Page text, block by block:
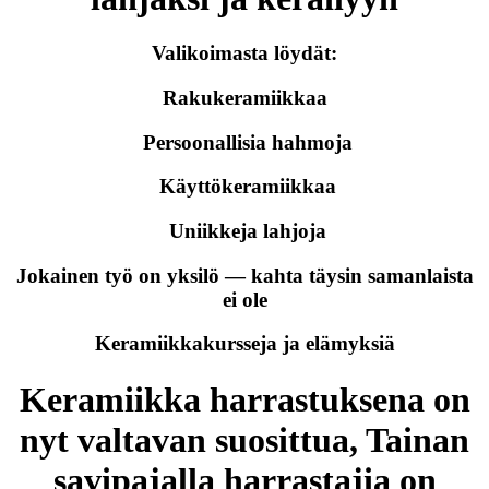
Valikoimasta löydät:
Rakukeramiikkaa
Persoonallisia hahmoja
Käyttökeramiikkaa
Uniikkeja lahjoja
Jokainen työ on yksilö — kahta täysin samanlaista
ei ole
Keramiikkakursseja ja elämyksiä
Keramiikka harrastuksena on
nyt valtavan suosittua, Tainan
savipajalla harrastajia on